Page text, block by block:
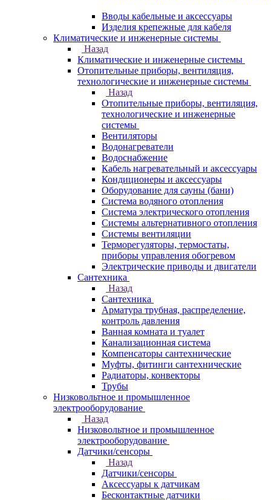
Вводы кабельные и аксессуары
Изделия крепежные для кабеля
Климатические и инженерные системы
Назад
Климатические и инженерные системы
Отопительные приборы, вентиляция,
технологические и инженерные системы
Назад
Отопительные приборы, вентиляция,
технологические и инженерные
системы
Вентиляторы
Водонагреватели
Водоснабжение
Кабель нагревательный и аксессуары
Кондиционеры и аксессуары
Оборудование для сауны (бани)
Система водяного отопления
Система электрического отопления
Системы альтернативного отопления
Системы вентиляции
Терморегуляторы, термостаты,
приборы управления обогревом
Электрические приводы и двигатели
Сантехника
Назад
Сантехника
Арматура трубная, распределение,
контроль давления
Ванная комната и туалет
Канализационная система
Компенсаторы сантехнические
Муфты, фитинги сантехнические
Радиаторы, конвекторы
Трубы
Низковольтное и промышленное
электрооборудование
Назад
Низковольтное и промышленное
электрооборудование
Датчики/сенсоры
Назад
Датчики/сенсоры
Аксессуары к датчикам
Бесконтактные датчики